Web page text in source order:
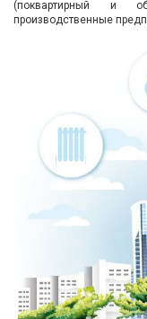
(поквартирный и
производственные